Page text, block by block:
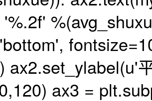
ax2.set_ylabel(u'
ax3 =